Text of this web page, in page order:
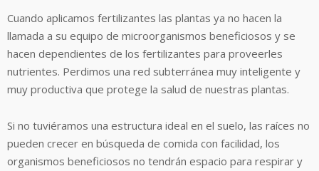
Cuando aplicamos fertilizantes las plantas ya no hacen la
llamada a su equipo de microorganismos beneficiosos y se
hacen dependientes de los fertilizantes para proveerles
nutrientes. Perdimos una red subterránea muy inteligente y
muy productiva que protege la salud de nuestras plantas.
Si no tuviéramos una estructura ideal en el suelo, las raíces no
pueden crecer en búsqueda de comida con facilidad, los
organismos beneficiosos no tendrán espacio para respirar y